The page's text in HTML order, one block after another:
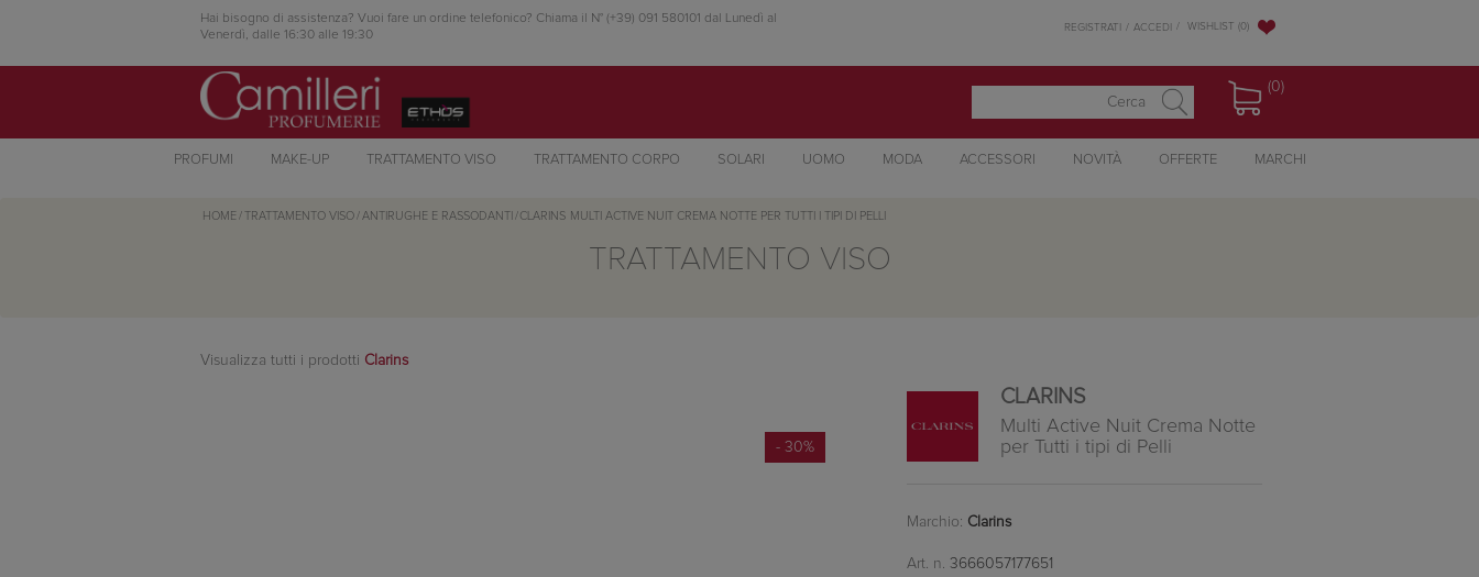
Hai bisogno di assistenza? Vuoi fare un ordine telefonico? Chiama il N° (+39) 091 580101 dal Lunedì al
Venerdì, dalle 16:30 alle 19:30
REGISTRATI ACCEDI WISHLIST (0)
(0)
PROFUMI MAKE-UP TRATTAMENTO VISO TRATTAMENTO CORPO SOLARI UOMO MODA ACCESSORI NOVITÀ OFFERTE MARCHI
HOME / TRATTAMENTO VISO / ANTIRUGHE E RASSODANTI / CLARINS MULTI ACTIVE NUIT CREMA NOTTE PER TUTTI I TIPI DI PELLI
TRATTAMENTO VISO
Visualizza tutti i prodotti Clarins
- 30%
CLARINS
Multi Active Nuit Crema Notte
per Tutti i tipi di Pelli
Marchio: Clarins
Art. n. 3666057177651